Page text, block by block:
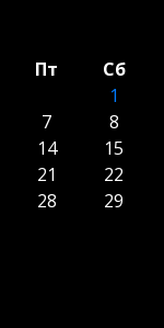
Пт
Сб
1
7
8
14
15
21
22
28
29